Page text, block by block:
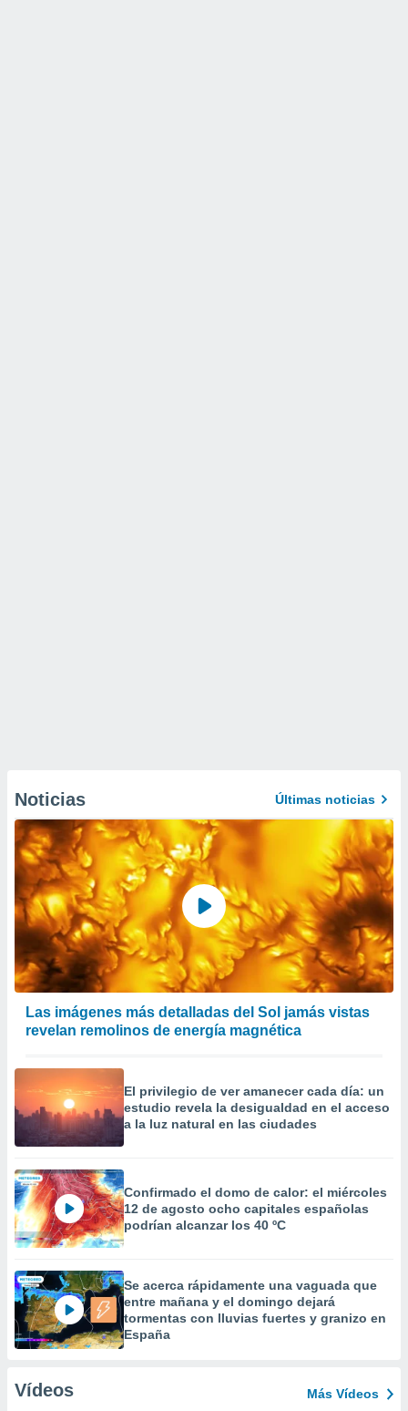
Noticias Últimas noticias
Las imágenes más detalladas del Sol jamás vistas
revelan remolinos de energía magnética
El privilegio de ver amanecer cada día: un
estudio revela la desigualdad en el acceso
a la luz natural en las ciudades
Confirmado el domo de calor: el miércoles
12 de agosto ocho capitales españolas
podrían alcanzar los 40 ºC
Se acerca rápidamente una vaguada que
entre mañana y el domingo dejará
tormentas con lluvias fuertes y granizo en
España
Vídeos Más Vídeos